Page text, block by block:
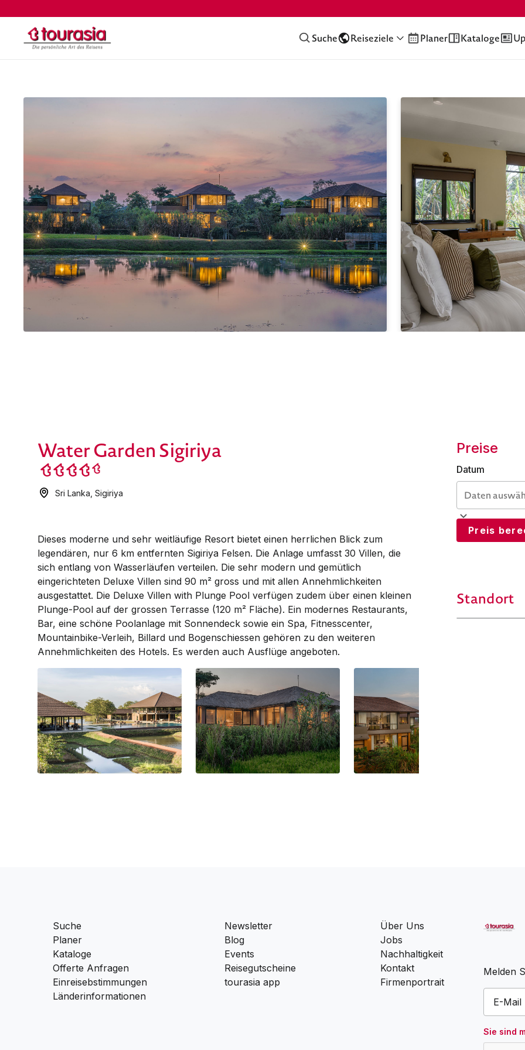
Suche Reiseziele Planer Kataloge
Water Garden Sigiriya
Sri Lanka ,Sigiriya
Dieses moderne und sehr weitläufige Resort bietet einen herrlichen Blick zum
legendären, nur 6 km entfernten Sigiriya ­Fel­sen. Die Anlage umfasst 30 Villen, die
sich entlang von Was­ser­läufen verteilen. Die sehr modern und gemütlich
ein­ge­richteten Deluxe Villen sind 90 m² gross und mit allen An­nehm­lichkeiten
ausgestattet. Die Deluxe Villen with Plunge Pool ver­­fügen zu­dem über einen kleinen
Plunge-Pool auf der gros­sen Terrasse (120 m² Fläche). Ein modernes Res­taurants,
Bar, eine schöne Poolanlage mit Sonnendeck sowie ein Spa, Fitness­center,
Moun­­­tainbike-Verleih, Billard und Bogen­schiessen gehören zu den weiteren
Annehm­lich­keiten des Hotels. Es werden auch Ausflüge angeboten.
Preise
Datum
Preis
Standort
Suche
Planer
Kataloge
Offerte Anfragen
Einreisebstimmungen
Länderinformationen
Newsletter
Blog
Events
Reisegutscheine
tourasia app
Über Uns
Jobs
Nachhaltigkeit
Kontakt
Firmenportrait
Melden
Sie sind